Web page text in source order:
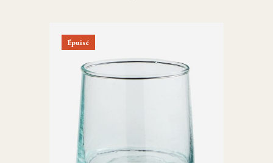
Épuisé